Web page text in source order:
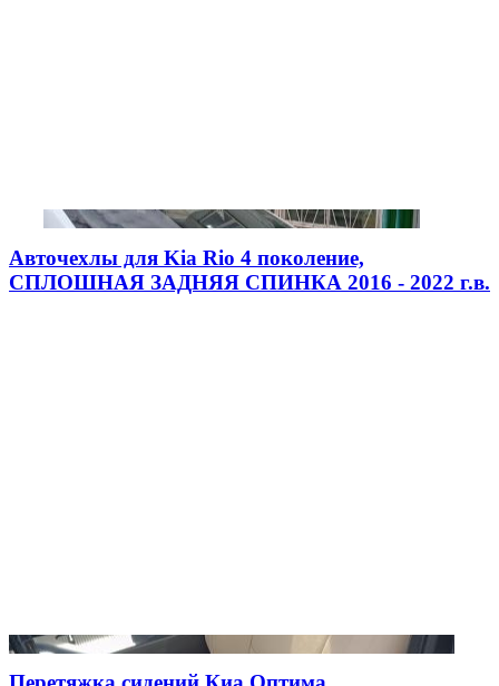
Авточехлы для Kia Rio 4 поколение,
СПЛОШНАЯ ЗАДНЯЯ СПИНКА 2016 - 2022 г.в.